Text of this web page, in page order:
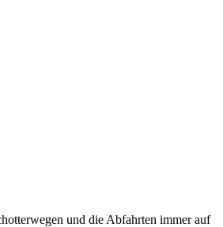
und die Abfahrten immer auf